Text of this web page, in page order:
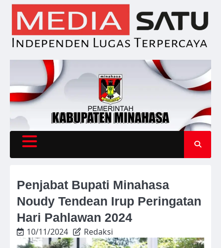
Skip
content
Penjabat Bupati Minahasa
Noudy Tendean Irup Peringatan
Hari Pahlawan 2024
10/11/2024 Redaksi